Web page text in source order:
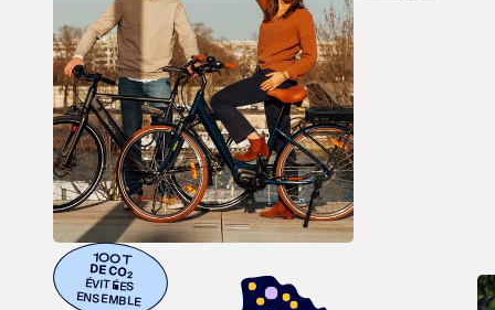
100T
DE CO2
ÉVITÉES
ENSEMBLE